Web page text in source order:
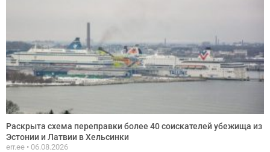
Раскрыта схема переправки более 40 соискателей убежища из
Эстонии и Латвии в Хельсинки
err.ee 06.08.2026